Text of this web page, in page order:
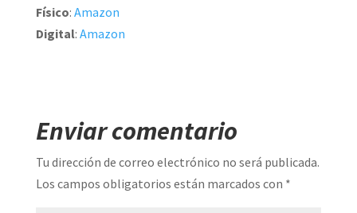
Físico: Amazon
Digital: Amazon
Enviar comentario
Tu dirección de correo electrónico no será publicada.
Los campos obligatorios están marcados con *